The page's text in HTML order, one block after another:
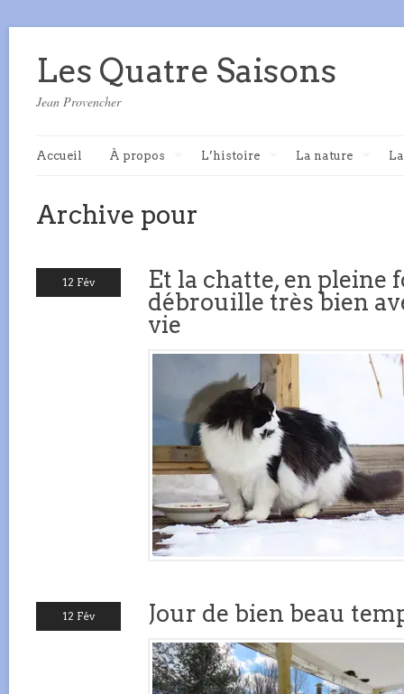
Les Quatre Saisons
Jean Provencher
Accueil À propos L’histoire La nature
Archive pour
12 Fév
Et la chatte, en pleine
débrouille très bien
vie
12 Fév Jour de bien beau